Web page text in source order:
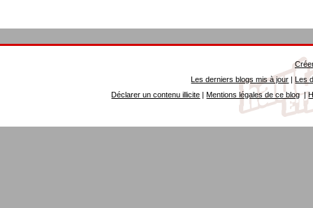
Les derniers blogs mis à jour |Les
Déclarer un contenu illicite |Mentions légales de ce blog|